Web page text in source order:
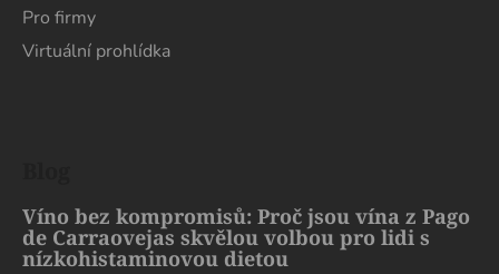
Pro firmy
Virtuální prohlídka
Víno bez kompromisů: Proč jsou vína z Pago
de Carraovejas skvělou volbou pro lidi s
nízkohistaminovou dietou